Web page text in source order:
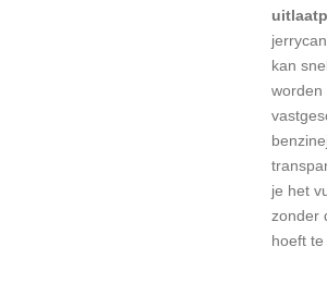
kan
worden
je het
zonder
hoeft te